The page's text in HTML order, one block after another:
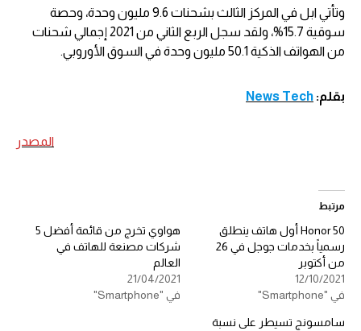
وتأتي ابل في المركز الثالث بشحنات 9.6 مليون وحدة، وحصة
سوقية 15.7%، ولقد سجل الربع الثاني من 2021 إجمالي شحنات
من الهواتف الذكية 50.1 مليون وحدة في السوق الأوروبي.
بقلم: News Tech
المصدر
مرتبط
Honor 50 أول هاتف ينطلق
رسمياً بخدمات جوجل في 26
من أكتوبر
12/10/2021
في "Smartphone"
هواوي تخرج من قائمة أفضل 5
شركات مصنعة للهاتف في
العالم
21/04/2021
في "Smartphone"
سامسونج تسيطر على نسبة